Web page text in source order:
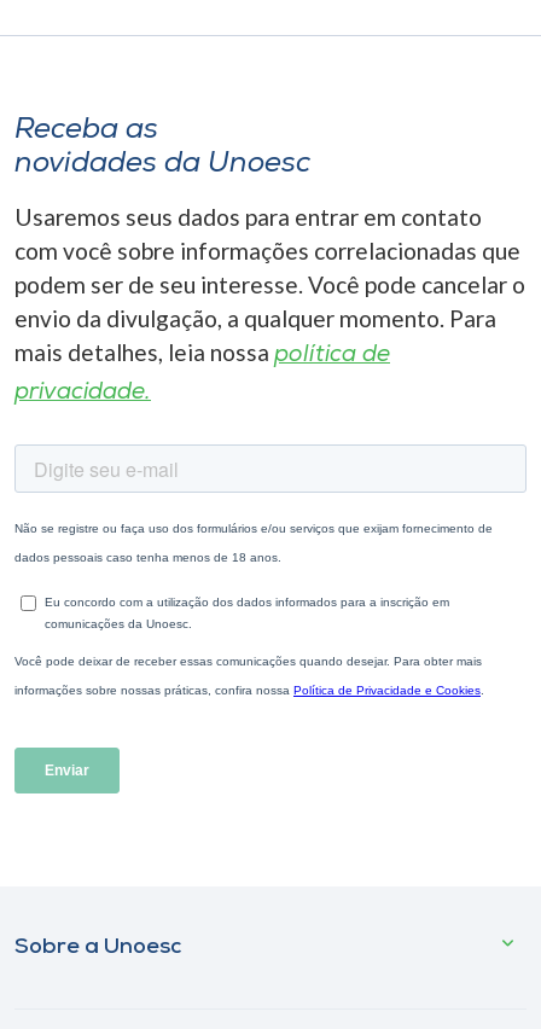
Receba as
novidades da Unoesc
Usaremos seus dados para entrar em contato
com você sobre informações correlacionadas que
podem ser de seu interesse. Você pode cancelar o
envio da divulgação, a qualquer momento. Para
mais detalhes, leia nossa política de
privacidade.
Sobre a Unoesc